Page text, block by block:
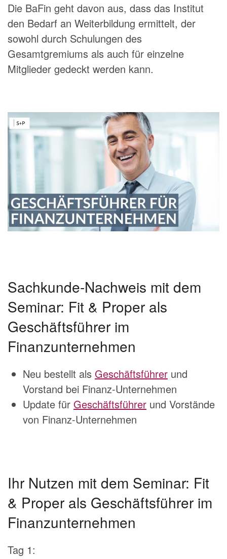
Die BaFin geht davon aus, dass das Institut
den Bedarf an Weiterbildung ermittelt, der
sowohl durch Schulungen des
Gesamtgremiums als auch für einzelne
Mitglieder gedeckt werden kann.
Sachkunde-Nachweis mit dem
Seminar: Fit & Proper als
Geschäftsführer im
Finanzunternehmen
Neu bestellt als Geschäftsführer und
Vorstand bei Finanz-Unternehmen
Update für Geschäftsführer und Vorstände
von Finanz-Unternehmen
Ihr Nutzen mit dem Seminar: Fit
& Proper als Geschäftsführer im
Finanzunternehmen
Tag 1: